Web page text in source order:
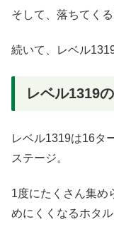
そして、落ちてく
続いて、レベル
レベル1319
レベル1319は16タ
ステージ。
1度にたくさん集め
めにくくなるホタ